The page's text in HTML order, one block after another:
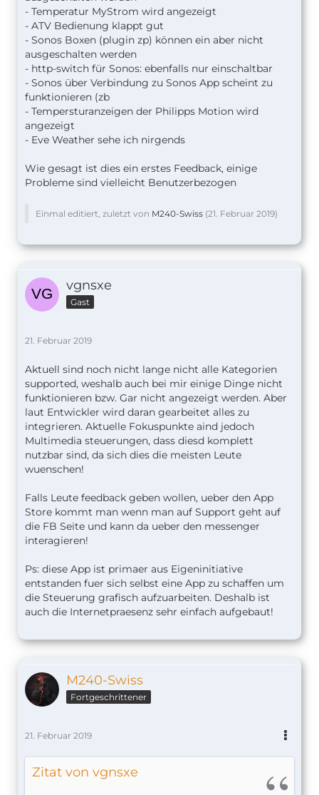
- Temperatur MyStrom wird angezeigt
- ATV Bedienung klappt gut
- Sonos Boxen (plugin zp) können ein aber nicht
ausgeschalten werden
- http-switch für Sonos: ebenfalls nur einschaltbar
- Sonos über Verbindung zu Sonos App scheint zu
funktionieren (zb
- Tempersturanzeigen der Philipps Motion wird
angezeigt
- Eve Weather sehe ich nirgends
Wie gesagt ist dies ein erstes Feedback, einige
Probleme sind vielleicht Benutzerbezogen
Einmal editiert, zuletzt von M240-Swiss (21. Februar 2019)
vgnsxe
Gast
21. Februar 2019
Aktuell sind noch nicht lange nicht alle Kategorien
supported, weshalb auch bei mir einige Dinge nicht
funktionieren bzw. Gar nicht angezeigt werden. Aber
laut Entwickler wird daran gearbeitet alles zu
integrieren. Aktuelle Fokuspunkte aind jedoch
Multimedia steuerungen, dass diesd komplett
nutzbar sind, da sich dies die meisten Leute
wuenschen!
Falls Leute feedback geben wollen, ueber den App
Store kommt man wenn man auf Support geht auf
die FB Seite und kann da ueber den messenger
interagieren!
Ps: diese App ist primaer aus Eigeninitiative
entstanden fuer sich selbst eine App zu schaffen um
die Steuerung grafisch aufzuarbeiten. Deshalb ist
auch die Internetpraesenz sehr einfach aufgebaut!
M240-Swiss
Fortgeschrittener
21. Februar 2019
Zitat von vgnsxe